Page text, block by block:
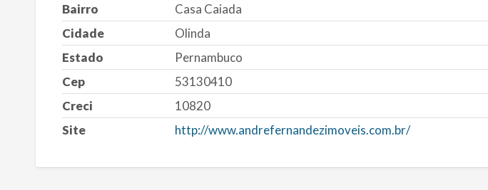
Bairro
Casa Caiada
Cidade
Olinda
Estado
Pernambuco
Cep
53130410
Creci
10820
Site
http://www.andrefernandezimoveis.com.br/